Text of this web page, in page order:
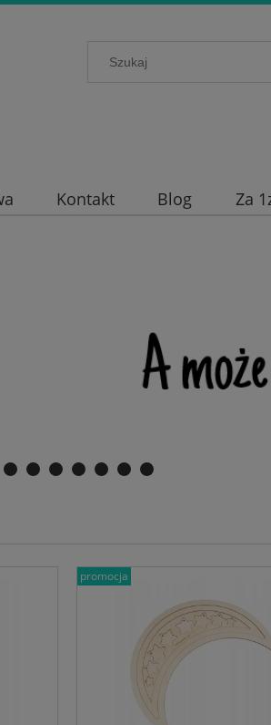
Kontakt Blog Za
promocja